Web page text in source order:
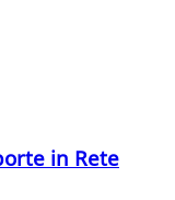
in Rete